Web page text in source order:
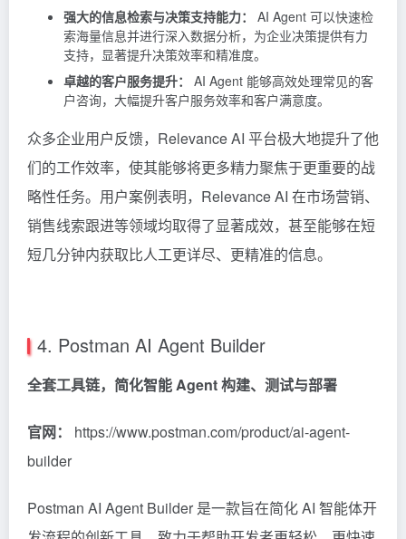
强大的信息检索与决策支持能力：
AI Agent 可以快速检
索海量信息并进行深入数据分析，为企业决策提供有力
支持，显著提升决策效率和精准度。
卓越的客户服务提升：
AI Agent 能够高效处理常见的客
户咨询，大幅提升客户服务效率和客户满意度。
众多企业用户反馈，Relevance AI 平台极大地提升了他
们的工作效率，使其能够将更多精力聚焦于更重要的战
略性任务。用户案例表明，Relevance AI 在市场营销、
销售线索跟进等领域均取得了显著成效，甚至能够在短
短几分钟内获取比人工更详尽、更精准的信息。
4. Postman AI Agent Builder
全套工具链，简化智能 Agent 构建、测试与部署
官网：
https://www.postman.com/product/ai-agent-
builder
Postman AI Agent Builder 是一款旨在简化 AI 智能体开